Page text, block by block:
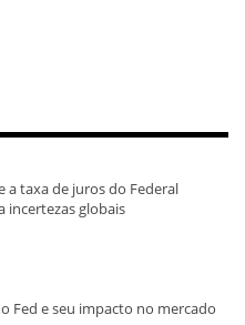
a taxa de juros do Federal
incertezas globais
Fed e seu impacto no mercado